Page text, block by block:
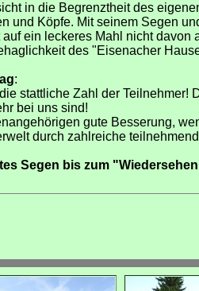
in die Begrenztheit des
und Köpfe. Mit seinem Segen
ein leckeres Mahl nicht
des "Eisenacher
:
stattliche Zahl der Teilnehmer!
bei uns sind!
gute Besserung,
durch zahlreiche
Segen bis zum